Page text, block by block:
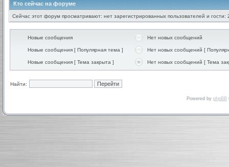
Кто сейчас на форуме
Сейчас этот форум просматривают: нет зарегистрированных пользователей и гости:
Новые сообщения Нет новых сообщений
Новые сообщения [ Популярная тема ] Нет новых сообщений [
Новые сообщения [ Тема закрыта ] Нет новых сообщений [ Тема
Найти:
Powered by phpBB